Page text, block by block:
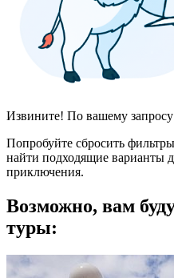
Извините! По вашему
Попробуйте сбросить
найти подходящие варианты
приключения.
Возможно, вам
туры: